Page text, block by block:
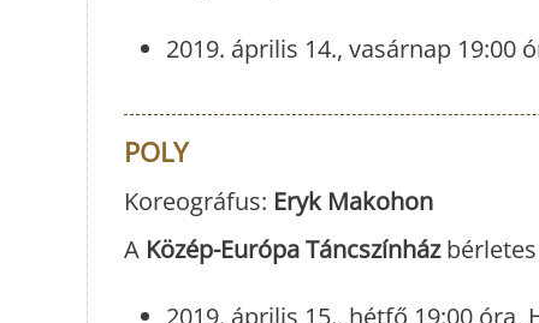
2019. április 14., vasárnap 19:00
POLY
Koreográfus: Eryk Makohon
A Közép-Európa Táncszínházbérletes